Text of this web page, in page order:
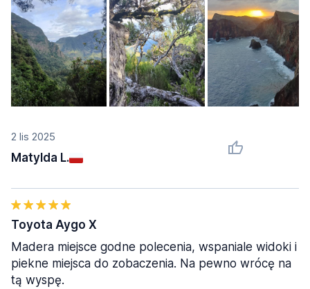
2 lis 2025
Matylda L.
Toyota Aygo X
Madera miejsce godne polecenia, wspaniale widoki i
piekne miejsca do zobaczenia. Na pewno wrócę na
tą wyspę.